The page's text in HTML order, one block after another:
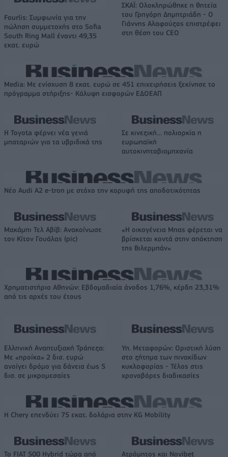
Fourlis: Συμφωνία για την
πώληση συμμετοχής στο Sofia
South Ring Mall έναντι 49,35
εκατ. ευρώ
ΣΚΑΪ: Ολοκληρώθηκε η θητεία
του Γρηγόρη Δημητριάδη - Ο
Γιάννης Αλαφούζος επιστρέφει
στη θέση του CEO
Media: Με ενίσχυση 8 εκατ. ευρώ σε 451 επιχειρήσεις ξεκίνησε το
πρόγραμμα στήριξης- Κάλυψη εισφορών ΕΔΟΕΑΠ
Η Toyota φέρνει νέα γενιά
μπαταριών για τα υβριδικά της
Σε κινεζική… πολιορκία η
ευρωπαϊκή
αυτοκινητοβιομηχανία
Νέο Audi A2 e-tron με στόχο την κορυφή της αποδοτικότητας
Μακάμπι Τελ Αβίβ: Ανακοίνωσε
τον Κίτον Γουάλας (pic)
«Η οικογένεια Μπας φέρεται να
βρίσκεται κοντά στην απόκτηση
της Βιλερμπάν»
Χρηματιστήριο Αθηνών: Εβδομαδιαία άνοδος 1,76%, κέρδη 23,31%
από τις αρχές του έτους
Ελληνική Αναπτυξιακή Τράπεζα:
Με «προίκα» 2 δισ. ευρώ
ανοίγει δρόμο για δάνεια έως 5
δισ. σε μικρομεσαίες
Υπ. Μεταφορών: Οριστική λύση
στο ζήτημα των πινακίδων
κυκλοφορίας - Τέλος στις
χρονοβόρες διαδικασίες
Η Chery επενδύει 75 εκατ. δολάρια στην KG Mobility
Το FIAT 500 Hybrid τώρα από
Ατρόμητος και Novibet